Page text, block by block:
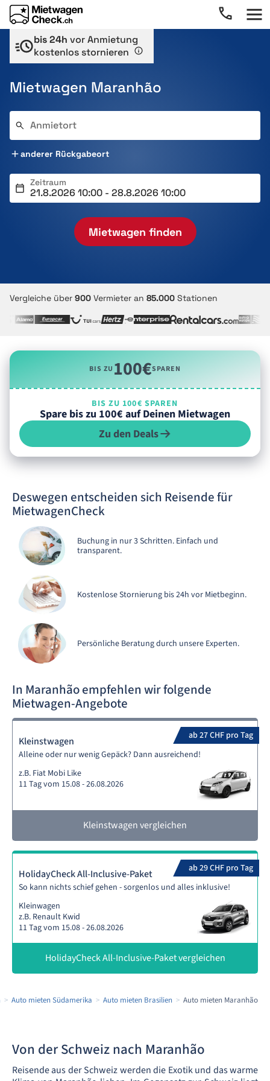
bis 24h vor Anmietung
kostenlos stornieren
Mietwagen Maranhão
Anmietort
anderer Rückgabeort
Zeitraum
Mietwagen finden
Vergleiche über 900 Vermieter an 85.000 Stationen
BIS ZU100€SPAREN
BIS ZU 100€ SPAREN
Spare bis zu 100€ auf Deinen Mietwagen
Zu den Deals
Deswegen entscheiden sich Reisende für
MietwagenCheck
Buchung in nur 3 Schritten. Einfach und
transparent.
Kostenlose Stornierung bis 24h vor Mietbeginn.
Persönliche Beratung durch unsere Experten.
In Maranhão empfehlen wir folgende
Mietwagen-Angebote
ab 27 CHF pro Tag
Kleinstwagen
Alleine oder nur wenig Gepäck? Dann ausreichend!
z.B. Fiat Mobi Like
11 Tag vom 15.08 - 26.08.2026
Kleinstwagen vergleichen
ab 29 CHF pro Tag
HolidayCheck All-Inclusive-Paket
So kann nichts schief gehen - sorgenlos und alles inklusive!
Kleinwagen
z.B. Renault Kwid
11 Tag vom 15.08 - 26.08.2026
HolidayCheck All-Inclusive-Paket vergleichen
Auto mieten Südamerika Auto mieten Brasilien Auto mieten Maranhão
Von der Schweiz nach Maranhão
Reisende aus der Schweiz werden die Exotik und das warme